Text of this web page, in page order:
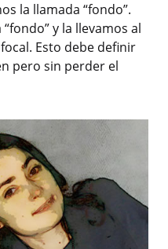
la llamada “fondo”.
y la llevamos al
Esto debe definir
pero sin perder el